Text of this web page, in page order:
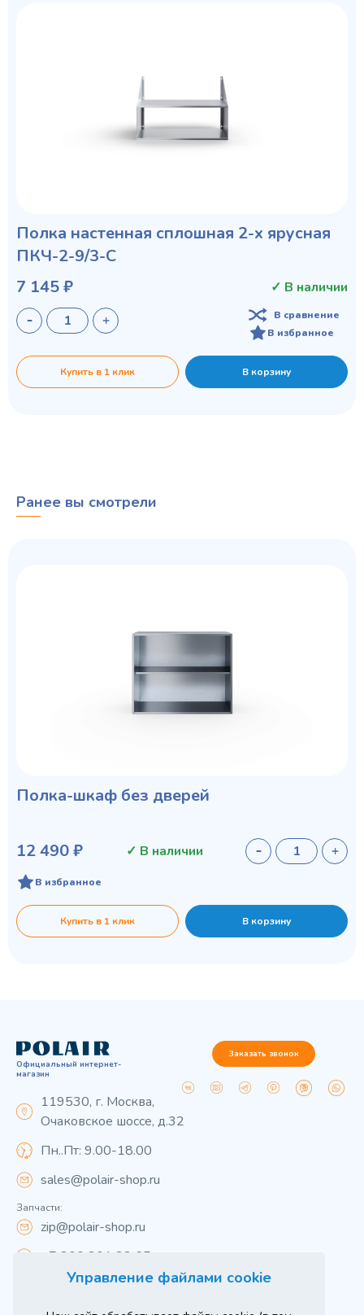
Управление файлами cookie
Полка настенная сплошная 2-х ярусная
ПКЧ-2-9/3-С
7 145 ₽
✓ В наличии
В сравнение
В избранное
Купить в 1 клик В корзину
Ранее вы смотрели
Полка-шкаф без дверей
12 490 ₽ ✓ В наличии
В избранное
Купить в 1 клик В корзину
Официальный интернет-
магазин
119530, г. Москва,
Очаковское шоссе, д.32
Пн..Пт: 9.00-18.00
sales@polair-shop.ru
Запчасти:
zip@polair-shop.ru
+7 800 301 33 65
Заказать звонок